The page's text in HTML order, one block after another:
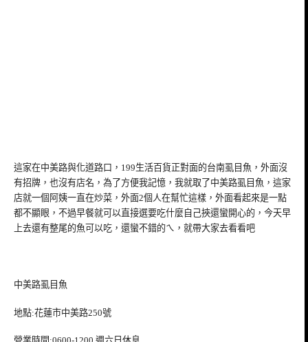
這家在中美路與化道路口，199生活百貨正對面的台南虱目魚，外面沒
有招牌，也沒有店名，為了方便我記憶，我就取了中美路虱目魚，這家
店就一個阿姨一直在炒菜，外面2個人在幫忙這樣，外面看起來是一點
都不顯眼，不過早餐就可以直接選要吃什麼自己挾還蠻開心的，今天早
上去還有整尾的魚可以吃，還蠻不錯的ㄟ，就帶大家去看看吧
中美路虱目魚
地點:花蓮市中美路250號